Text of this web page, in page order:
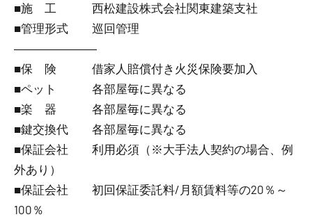
■施 工 西松建設株式会社関東建築支社
■管理形式 巡回管理
―――――――
■保 険 借家人賠償付き火災保険要加入
■ペット 各部屋毎に異なる
■楽 器 各部屋毎に異なる
■鍵交換代 各部屋毎に異なる
■保証会社 利用必須（※大手法人契約の場合、例
外あり）
■保証会社 初回保証委託料/月額賃料等の20％～
100％